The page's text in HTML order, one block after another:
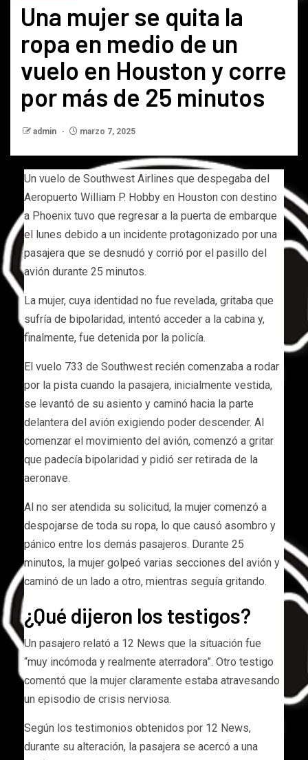
Una mujer se quita la
ropa en medio de un
vuelo en Houston y corre
por más de 25 minutos
admin marzo 7, 2025
Un vuelo de Southwest Airlines que despegaba del
Aeropuerto William P. Hobby en Houston con destino
a Phoenix tuvo que regresar a la puerta de embarque
el lunes debido a un incidente protagonizado por una
pasajera que se desnudó y corrió por el pasillo del
avión durante 25 minutos.
La mujer, cuya identidad no fue revelada, gritaba que
sufría de bipolaridad, intentó acceder a la cabina y,
finalmente, fue detenida por la policía.
El vuelo 733 de Southwest recién comenzaba a rodar
por la pista cuando la pasajera, inicialmente vestida,
se levantó de su asiento y caminó hacia la parte
delantera del avión exigiendo poder descender. Al
comenzar el movimiento del avión, comenzó a gritar
que padecía bipolaridad y pidió ser retirada de la
aeronave.
Al no ser atendida su solicitud, la mujer comenzó a
despojarse de toda su ropa, lo que causó asombro y
pánico entre los demás pasajeros. Durante 25
minutos, la mujer golpeó varias secciones del avión y
caminó de un lado a otro, mientras seguía gritando.
¿Qué dijeron los testigos?
Un pasajero relató a 12 News que la situación fue
“muy incómoda y realmente aterradora”. Otro testigo
comentó que la mujer claramente estaba atravesando
un episodio de crisis nerviosa.
Según los testimonios obtenidos por 12 News,
durante su alteración, la pasajera se acercó a una